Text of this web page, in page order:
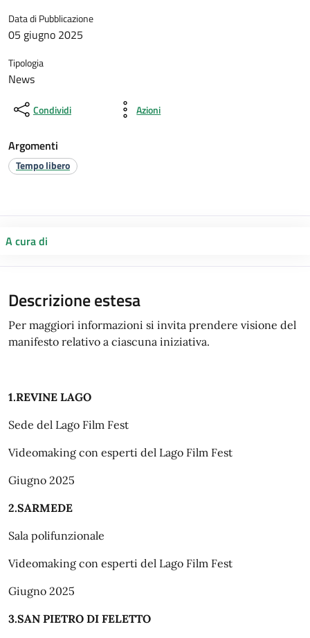
Data di Pubblicazione
05 giugno 2025
Tipologia
News
Condividi Azioni
Argomenti
Tempo libero
A cura di
Descrizione estesa
Per maggiori informazioni si invita prendere visione del
manifesto relativo a ciascuna iniziativa.
1.REVINE LAGO
Sede del Lago Film Fest
Videomaking con esperti del Lago Film Fest
Giugno 2025
2.SARMEDE
Sala polifunzionale
Videomaking con esperti del Lago Film Fest
Giugno 2025
3.SAN PIETRO DI FELETTO